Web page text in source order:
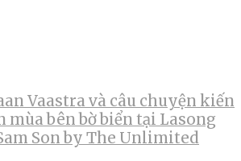
Vaastra và câu chuyện kiến
mùa bên bờ biển tại Lasong
Son by The Unlimited